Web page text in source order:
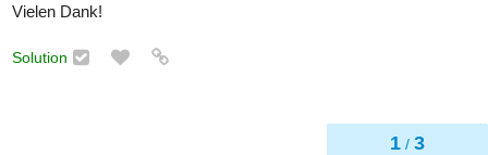
1 / 3
Vielen Dank!
Solution